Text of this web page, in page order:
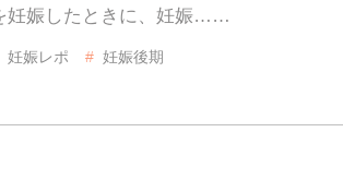
妊娠したときに、妊娠……
妊娠レポ
妊娠後期